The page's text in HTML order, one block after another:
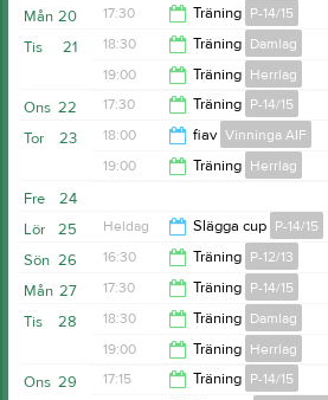
12:00
16:00
20
Mån 17:30 Träning P-14/15
18:30
21
Tis 18:30 Träning Damlag
20:00
19:00 Träning Herrlag
20:30
22
Ons 17:30 Träning P-14/15
18:45
23
Tor 18:00 fiav Vinninga AIF
19:00 Träning Herrlag
20:30
24
Fre
25
Lör Heldag Slägga cup P-14/15
26
Sön 16:30 Träning P-12/13
18:00
27
Mån 17:30 Träning P-14/15
18:45
28
Tis 18:30 Träning Damlag
20:00
19:00 Träning Herrlag
29
Ons 17:15 Träning P-14/15